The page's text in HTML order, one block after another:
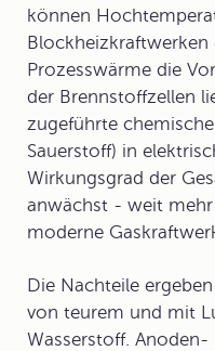
können
Blockheizkraftwerken
Prozesswärme die
der Brennstoffzellen
zugeführte
Sauerstoff) in
Wirkungsgrad der
anwächst - weit mehr
moderne
Die Nachteile
von teurem und mit
Wasserstoff.